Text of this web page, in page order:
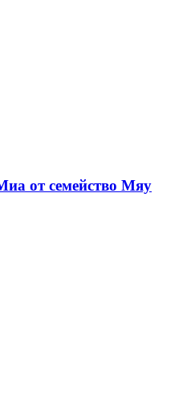
от семейство Мяу